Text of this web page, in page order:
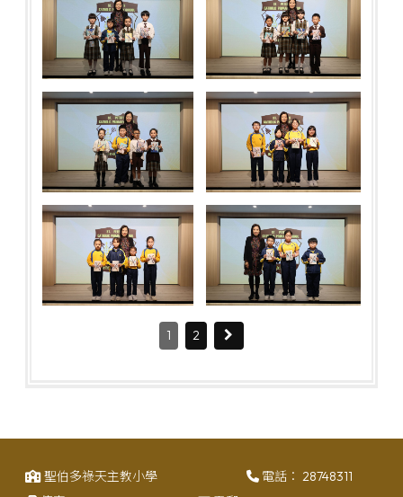
1 2
聖伯多祿天主教小學 電話： 28748311